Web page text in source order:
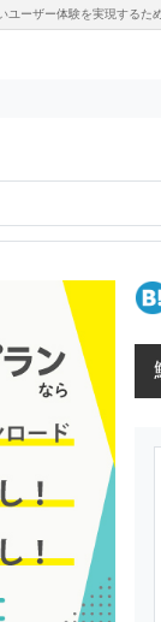
ユーザー体験を実現する